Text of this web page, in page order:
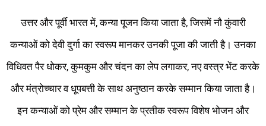
उत्तर और पूर्वी भारत में, कन्या पूजन किया जाता है, जिसमें नौ कुंवारी
कन्याओं को देवी दुर्गा का स्वरूप मानकर उनकी पूजा की जाती है। उनका
विधिवत पैर धोकर, कुमकुम और चंदन का लेप लगाकर, नए वस्त्र भेंट करके
और मंत्रोच्चार व धूपबत्ती के साथ अनुष्ठान करके सम्मान किया जाता है।
इन कन्याओं को प्रेम और सम्मान के प्रतीक स्वरूप विशेष भोजन और